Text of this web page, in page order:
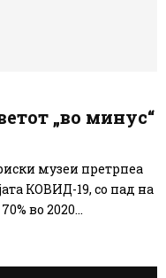
„во минус“
музеи претрпеа
КОВИД-19, со пад на
во 2020...